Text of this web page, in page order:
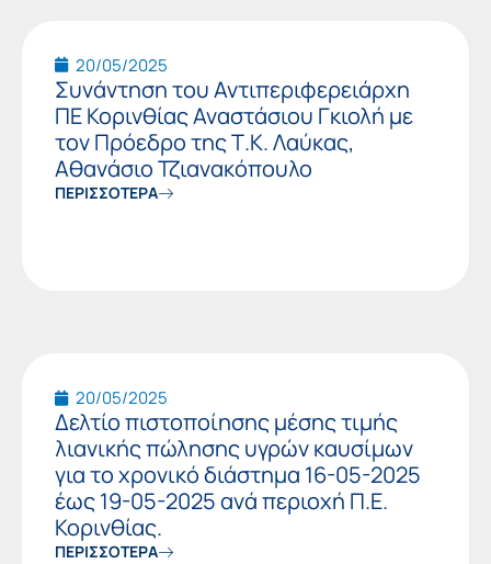
20/05/2025
Συνάντηση του Αντιπεριφερειάρχη
ΠΕ Κορινθίας Αναστάσιου Γκιολή με
τον Πρόεδρο της Τ.Κ. Λαύκας,
Αθανάσιο Τζιανακόπουλο
ΠΕΡΙΣΣΟΤΕΡΑ
20/05/2025
Δελτίο πιστοποίησης μέσης τιμής
λιανικής πώλησης υγρών καυσίμων
για το χρονικό διάστημα 16-05-2025
έως 19-05-2025 ανά περιοχή Π.Ε.
Κορινθίας.
ΠΕΡΙΣΣΟΤΕΡΑ